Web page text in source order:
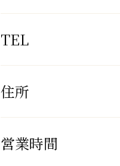
TEL
住所
営業時間